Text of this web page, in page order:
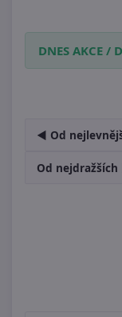
DNES AKCE /
◄ Od
Od